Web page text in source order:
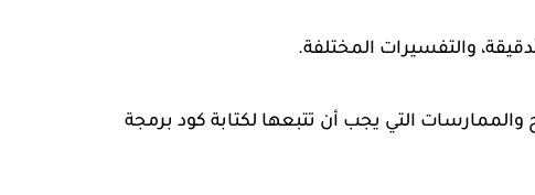
والتفسيرات المختلفة.
التي يجب أن تتبعها لكتابة كود برمجة